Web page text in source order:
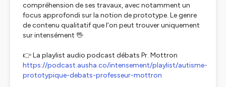
compréhension de ses travaux, avec notamment un
focus approfondi sur la notion de prototype. Le genre
de contenu qualitatif que l'on peut trouver uniquement
sur intensément 🖖
👉 La playlist audio podcast débats Pr. Mottron
https://podcast.ausha.co/intensement/playlist/autisme-
prototypique-debats-professeur-mottron